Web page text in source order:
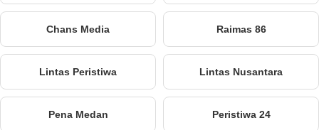
Chans Media Raimas 86
Lintas Peristiwa Lintas Nusantara
Pena Medan Peristiwa 24